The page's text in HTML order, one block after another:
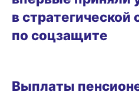
в стратегической
по соцзащите
Выплаты